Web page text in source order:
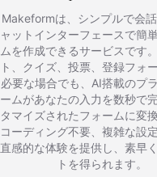
Makeformは、シンプルで会
ャットインターフェースで簡
ムを作成できるサービスです
ト、クイズ、投票、登録フォ
必要な場合でも、AI搭載のプ
ームがあなたの入力を数秒で
タマイズされたフォームに変換
コーディング不要、複雑な設定
直感的な体験を提供し、素早
トを得られます。